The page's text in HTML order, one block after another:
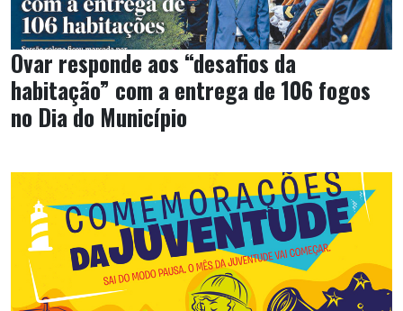
Ovar responde aos “desafios da
habitação” com a entrega de 106 fogos
no Dia do Município